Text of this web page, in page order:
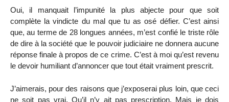
Oui, il manquait l’impunité la plus abjecte pour que soit
complète la vindicte du mal que tu as osé défier. C’est ainsi
que, au terme de 28 longues années, m’est confié le triste rôle
de dire à la société que le pouvoir judiciaire ne donnera aucune
réponse finale à propos de ce crime. C’est à moi qu’est revenu
le devoir humiliant d’annoncer que tout était vraiment prescrit.
J’aimerais, pour des raisons que j’exposerai plus loin, que ceci
ne soit pas vrai. Qu’il n’y ait pas prescription. Mais je dois